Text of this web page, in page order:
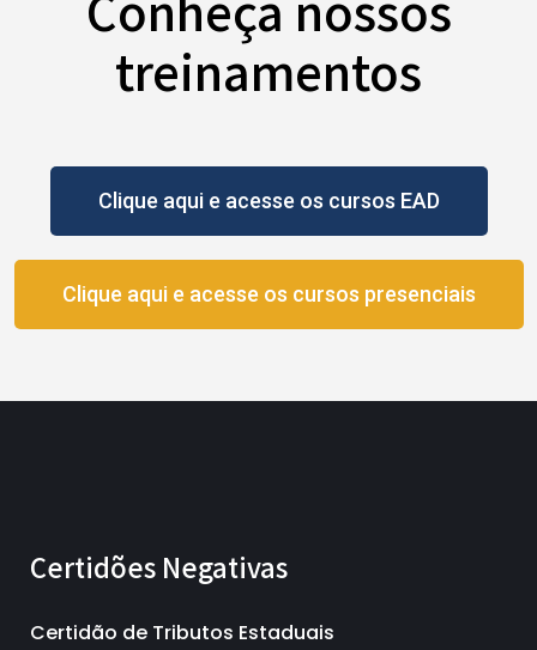
treinamentos
Clique aqui e acesse os cursos EAD
Clique aqui e acesse os cursos presenciais
Certidões Negativas
Certidão de Tributos Estaduais